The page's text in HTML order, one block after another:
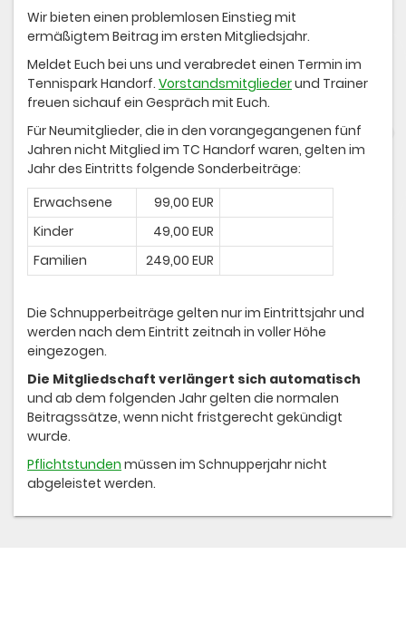
Wir bieten einen problemlosen Einstieg mit
ermäßigtem Beitrag im ersten Mitgliedsjahr.
Meldet Euch bei uns und verabredet einen Termin im
Tennispark Handorf. Vorstandsmitgliederund Trainer
freuen sichauf ein Gespräch mit Euch.
Für Neumitglieder, die in den vorangegangenen fünf
Jahren nicht Mitglied im TC Handorf waren, gelten im
Jahr des Eintritts folgende Sonderbeiträge:
Erwachsene
99,00 EUR
Kinder
49,00 EUR
Familien
249,00 EUR
Die Schnupperbeiträge gelten nur im Eintrittsjahr und
werden nach dem Eintritt zeitnah in voller Höhe
eingezogen.
Die Mitgliedschaft verlängert sich automatisch
und ab dem folgenden Jahr gelten die normalen
Beitragssätze, wenn nicht fristgerecht gekündigt
wurde.
Pflichtstunden müssen im Schnupperjahr nicht
abgeleistet werden.